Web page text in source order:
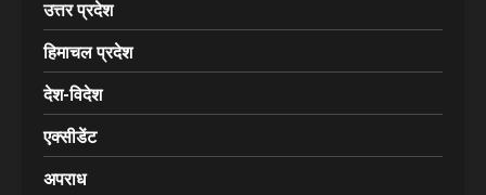
उत्तर प्रदेश
हिमाचल प्रदेश
देश-विदेश
एक्सीडेंट
अपराध